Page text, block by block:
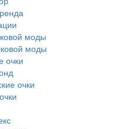
моды
моды
очки
очки